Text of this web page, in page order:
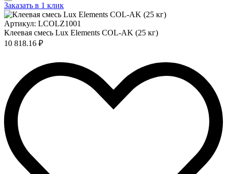
Заказать в 1 клик
Артикул: LCOLZ1001
Клеевая смесь Lux Elements COL-AK (25 кг)
10 818.16 ₽